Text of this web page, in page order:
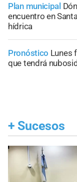
Plan municipal
encuentro en
hídrica
Pronóstico Lunes
que tendrá
+ Sucesos